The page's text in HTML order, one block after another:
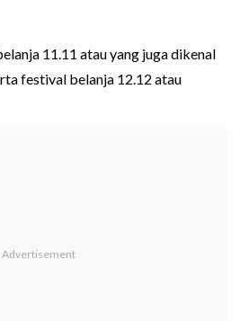
11.11 atau yang juga dikenal
festival belanja 12.12 atau